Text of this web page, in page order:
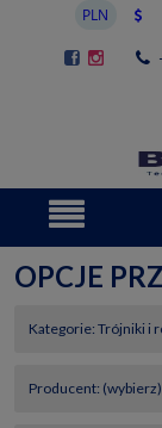
OPCJE
Kategorie: Trójniki i
Producent: (wybierz)